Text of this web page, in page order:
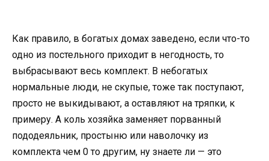
Как правило, в богатых домах заведено, если что-то
одно из постельного приходит в негодность, то
выбрасывают весь комплект. В небогатых
нормальные люди, не скупые, тоже так поступают,
просто не выкидывают, а оставляют на тряпки, к
примеру. А коль хозяйка заменяет порванный
пододеяльник, простыню или наволочку из
комплекта чем 0 то другим, ну знаете ли — это